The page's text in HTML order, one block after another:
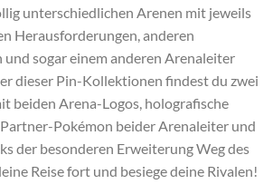
unterschiedlichen Arenen mit jeweils
Herausforderungen, anderen
und sogar einem anderen Arenaleiter
dieser Pin-Kollektionen findest du zwei
beiden Arena-Logos, holografische
Pokémon beider Arenaleiter und
der besonderen Erweiterung Weg des
Reise fort und besiege deine Rivalen!